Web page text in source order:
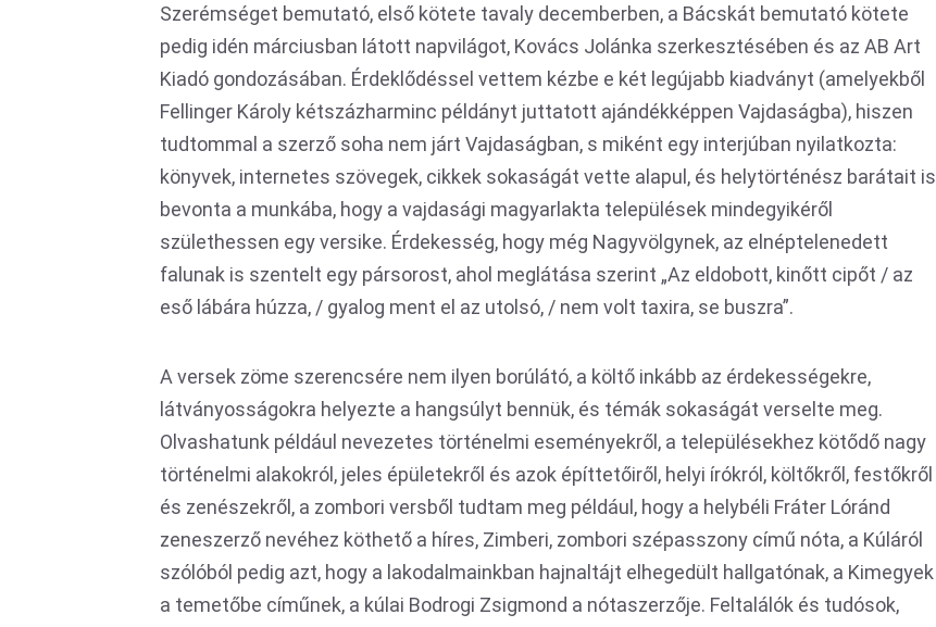
Szerémséget bemutató, első kötete tavaly decemberben, a Bácskát bemutató kötete
pedig idén márciusban látott napvilágot, Kovács Jolánka szerkesztésében és az AB Art
Kiadó gondozásában. Érdeklődéssel vettem kézbe e két legújabb kiadványt (amelyekből
Fellinger Károly kétszázharminc példányt juttatott ajándékképpen Vajdaságba), hiszen
tudtommal a szerző soha nem járt Vajdaságban, s miként egy interjúban nyilatkozta:
könyvek, internetes szövegek, cikkek sokaságát vette alapul, és helytörténész barátait is
bevonta a munkába, hogy a vajdasági magyarlakta települések mindegyikéről
születhessen egy versike. Érdekesség, hogy még Nagyvölgynek, az elnéptelenedett
falunak is szentelt egy pársorost, ahol meglátása szerint „Az eldobott, kinőtt cipőt / az
eső lábára húzza, / gyalog ment el az utolsó, / nem volt taxira, se buszra”.
A versek zöme szerencsére nem ilyen borúlátó, a költő inkább az érdekességekre,
látványosságokra helyezte a hangsúlyt bennük, és témák sokaságát verselte meg.
Olvashatunk például nevezetes történelmi eseményekről, a településekhez kötődő nagy
történelmi alakokról, jeles épületekről és azok építtetőiről, helyi írókról, költőkről, festőkről
és zenészekről, a zombori versből tudtam meg például, hogy a helybéli Fráter Lóránd
zeneszerző nevéhez köthető a híres, Zimberi, zombori szépasszony című nóta, a Kúláról
szólóból pedig azt, hogy a lakodalmainkban hajnaltájt elhegedült hallgatónak, a Kimegyek
a temetőbe címűnek, a kúlai Bodrogi Zsigmond a nótaszerzője. Feltalálók és tudósok,